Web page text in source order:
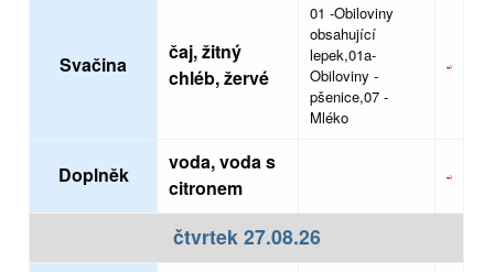
Svačina
čaj, žitný
chléb, žervé
01 -Obiloviny
obsahující
lepek,01a-
Obiloviny -
pšenice,07 -
Mléko
Doplněk
voda, voda s
citronem
čtvrtek 27.08.26